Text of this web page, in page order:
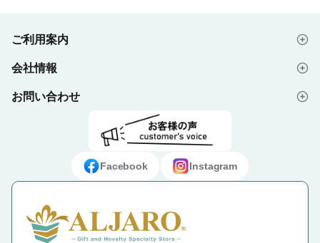
販促品や敬老の日の贈り物、各種記念
品としておすすめです。
【名入れをご希望の方はお問い合わせ
ご利用案内
はじめての方へ
ご注文の流れ
デザイン入稿データについて
ギフト・ノベルティ納入事例
会社情報
会社概要
プライバシーポリシー
特定商取引法に基づく表示
お問い合わせ
お問い合わせフォームFacebook Instagram